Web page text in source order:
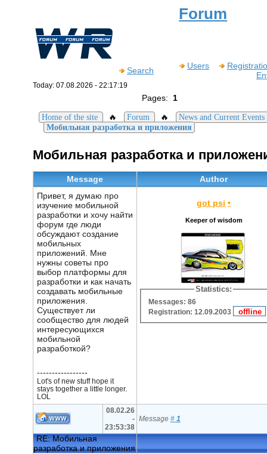
Forum
Search Users
Today: 07.08.2026 - 22:17:19
Pages: 1
Home of the site 🔥 Forum 🔥
News and Current Events
Мобильная разработка и приложения
Мобильная разработка и
Message
Author
Привет, я думаю про
изучение мобильной
разработки и хочу найти
форум где люди
обсуждают создание
мобильных
приложений. Мне
нужны советы про
выбор платформы для
разработки и как начать
создавать мобильные
приложения.
Существует ли
сообщество для людей
интересующихся
мобильной
разработкой?
-----------------
Lot's of new stuff hope it
stays together a little longer.
LOL
got psi •
Keeper of wisdom
Statistics:
Messages: 86
Registration: 12.09.2003
08.02.26
-
23:53:38
Message # 1
RE: Мобильная
разработка и приложения